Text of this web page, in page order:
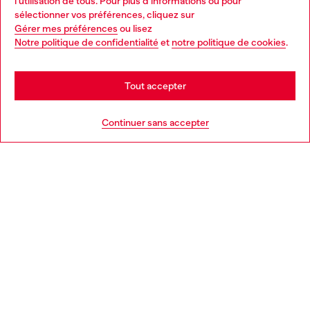
sélectionner vos préférences, cliquez sur
Gérer mes préférences ou lisez
Notre politique de confidentialitéet notre politique de cookies.
Continuer sans accepter
Tout accepter
En savoir plus
Choose your location
You are currently browsing France website, but it seems you
may be based in United States